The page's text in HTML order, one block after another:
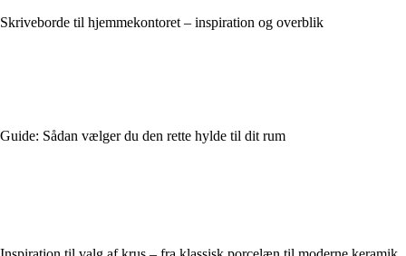
Skriveborde til hjemmekontoret – inspiration og overblik
Guide: Sådan vælger du den rette hylde til dit rum